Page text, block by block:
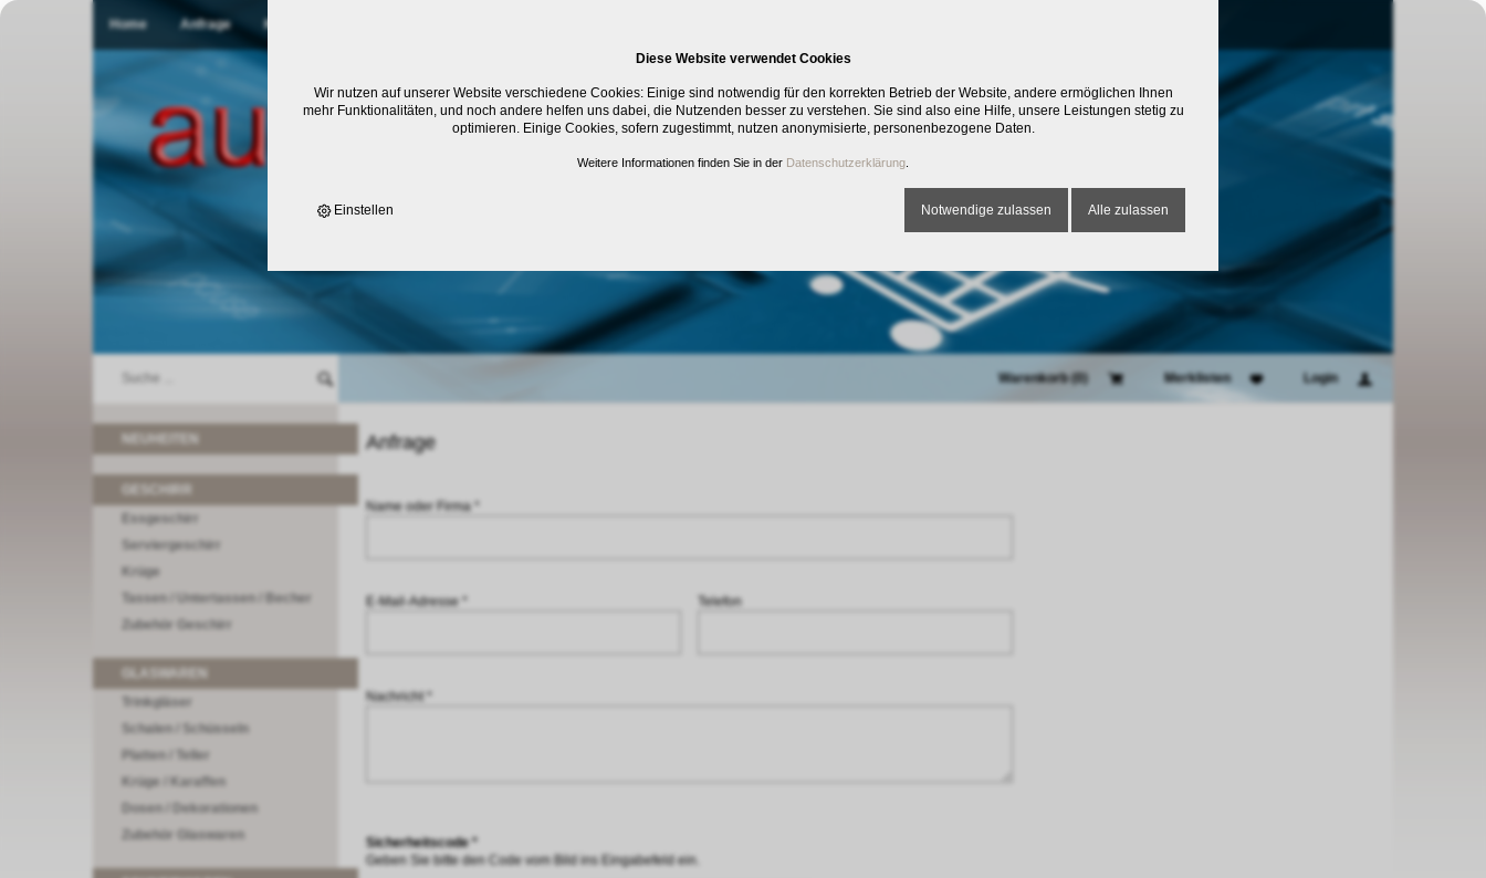
Home Anfrage Kontakt
Warenkorb (0 Merklisten Login
Essgeschirr
Serviergeschirr
Krüge
Tassen / Untertassen / Becher
Zubehör Geschirr
Trinkgläser
Schalen / Schüsseln
Platten / Teller
Krüge / Karaffen
Dosen / Dekorationen
Zubehör Glaswaren
Anfrage
Name oder Firma *
E-Mail-Adresse * Telefon
Nachricht *
Sicherheitscode *
Geben Sie bitte den Code vom Bild ins Eingabefeld ein.
Diese Website verwendet Cookies
Wir nutzen auf unserer Website verschiedene Cookies: Einige sind notwendig für den korrekten Betrieb der Website, andere ermöglichen Ihnen
mehr Funktionalitäten, und noch andere helfen uns dabei, die Nutzenden besser zu verstehen. Sie sind also eine Hilfe, unsere Leistungen stetig zu
optimieren. Einige Cookies, sofern zugestimmt, nutzen anonymisierte, personenbezogene Daten.
Weitere Informationen finden Sie in der Datenschutzerklärung
Einstellen Notwendige zulassen Alle zulassen